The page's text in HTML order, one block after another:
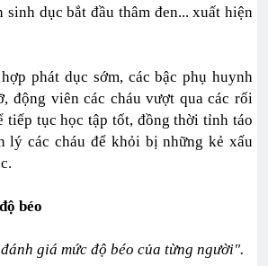
sinh dục bắt đầu thâm đen... xuất hiện
phát dục sớm, các bậc phụ huynh
động viên các cháu vượt qua các rối
tiếp tục học tập tốt, đồng thời tỉnh táo
lý các cháu để khỏi bị những kẻ xấu
béo
giá mức độ béo của từng người".